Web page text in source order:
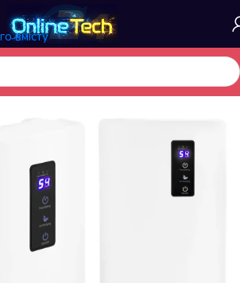
вмісту
/Осушувачі та зволожувачі повітря